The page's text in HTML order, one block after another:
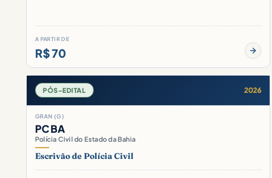
A PARTIR DE
R$ 70
PÓS-EDITAL 2026
GRAN (G)
PC BA
Polícia Civil do Estado da Bahia
Escrivão de Polícia Civil